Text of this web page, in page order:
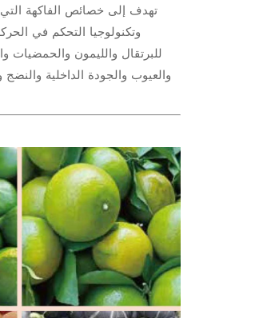
للبرتقال والليمون والحمضيات